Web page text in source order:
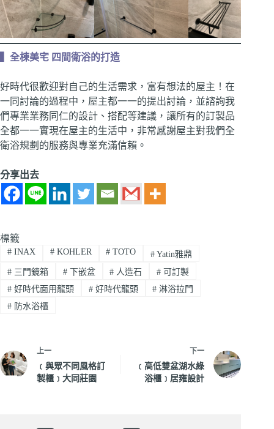
▍全棟美宅 四間衛浴的打造
好時代很歡迎對自己的生活需求，富有想法的屋主！在
一同討論的過程中，屋主都一一的提出討論，並諮詢我
們專業業務同仁的設計、搭配等建議，讓所有的訂製品
全都一一實現在屋主的生活中，非常感謝屋主對我們全
衛浴規劃的服務與專業充滿信賴。
分享出去
標籤
#INAX #KOHLER # TOTO # Yatin雅鼎
#三門鏡箱 #下嵌盆 # 人造石 # 可訂製
#好時代面用龍頭 #好時代龍頭 # 淋浴拉門
#防水浴櫃
上一
﹝與眾不同風格訂
製櫃﹞大同莊園
下一
﹝高低雙盆湖水綠
浴櫃﹞居雍設計